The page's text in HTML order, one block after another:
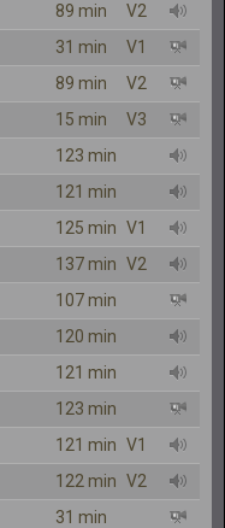
89 min
V2
31 min
V1
89 min
V2
15 min
V3
123 min
121 min
125 min V1
137 min V2
107 min
120 min
121 min
123 min
121 min V1
122 min V2
31 min